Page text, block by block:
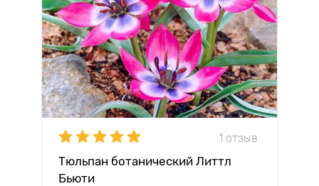
1 отзыв
Тюльпан ботанический Литтл
Бьюти